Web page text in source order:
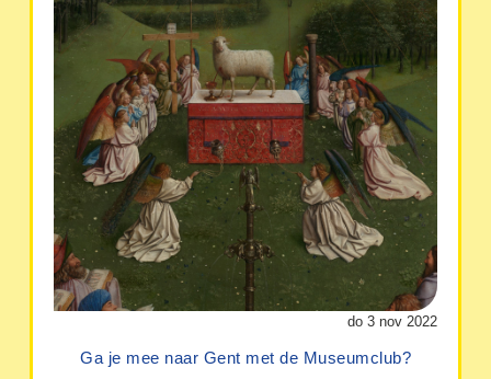
do 3 nov 2022
Ga je mee naar Gent met de Museumclub?